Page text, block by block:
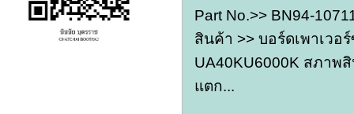
Part No.>> BN94-
สินค้า >> บอร์ดเพาเว
UA40KU6000K สภาพ
แตก...